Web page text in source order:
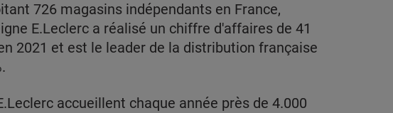
726 magasins indépendants en France,
E.Leclerc a réalisé un chiffre d'affaires de 41
2021 et est le leader de la distribution française
accueillent chaque année près de 4.000